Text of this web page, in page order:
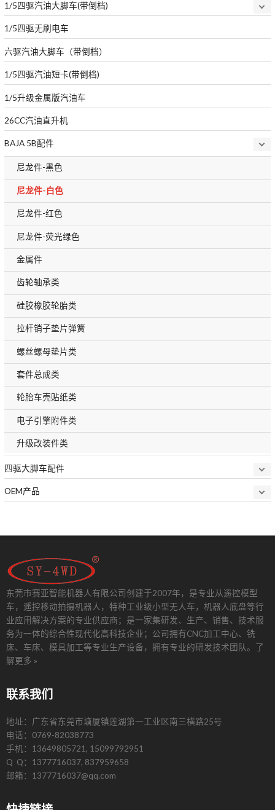
1/5四驱汽油大脚车(带倒档)
1/5四驱无刷电车
六驱汽油大脚车（带倒档）
1/5四驱汽油短卡(带倒档)
1/5升级金属版汽油车
26CC汽油直升机
BAJA 5B配件
尼龙件-黑色
尼龙件-白色
尼龙件-红色
尼龙件-荧光绿色
金属件
齿轮轴承类
硅胶橡胶轮胎类
拉杆销子垫片弹簧
螺丝螺母垫片类
套件总成类
轮胎车壳贴纸类
电子引擎附件类
升级改装件类
四驱大脚车配件
OEM产品
东莞市赛亚智能机器人有限公司创建于2007年，是专业从遥控模型
车，遥控移动拍摄机器人，特种工业级小型无人车，机器人底盘等行
业应用解决方案的专业供应商；是一家集研发、生产、销售、技术服
务为一体的综合性现代化高科技企业；公司拥有CNC加工中心、铣
床、车床、模具加工等专业生产设备，拥有专业的研发技术团队。 了
解更多 »
联系我们
地址：广东省东莞市塘厦镇莲湖第一工业区南三横路25号
电话：0769-82038773
手机：13649805721, 15099792951
Q Q：1377716037, 837959658
邮箱：1377716037@qq.com